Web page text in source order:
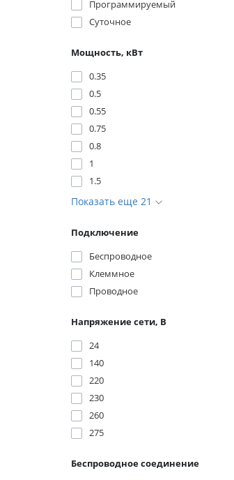
Программируемый
Суточное
Мощность, кВт
0.35
0.5
0.55
0.75
0.8
1
1.5
Показать еще 21
Подключение
Беспроводное
Клeммное
Проводное
Напряжение сети, В
24
140
220
230
260
275
Беспроводное соединение